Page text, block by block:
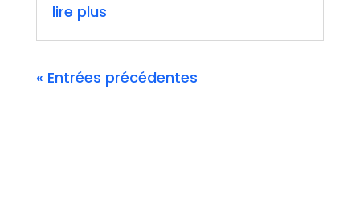
lire plus
« Entrées précédentes